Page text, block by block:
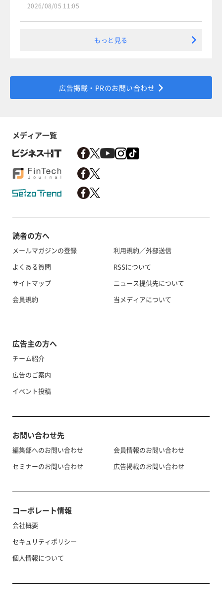
2026/08/05 11:05
もっと見る
広告掲載・PRのお問い合わせ
メディア一覧
読者の方へ
メールマガジンの登録
よくある質問
サイトマップ
会員規約
利用規約／外部送信
RSSについて
ニュース提供先について
当メディアについて
広告主の方へ
チーム紹介
広告のご案内
イベント投稿
お問い合わせ先
編集部へのお問い合わせ
セミナーのお問い合わせ
会員情報のお問い合わせ
広告掲載のお問い合わせ
コーポレート情報
会社概要
セキュリティポリシー
個人情報について